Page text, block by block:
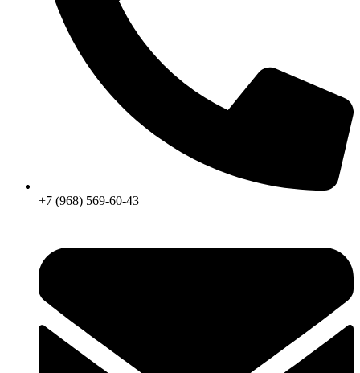
+7 (968) 569-60-43